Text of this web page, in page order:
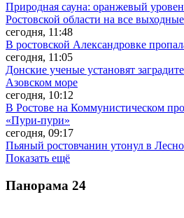
Природная сауна: оранжевый
Ростовской области на все
сегодня, 11:48
В ростовской Александровке
сегодня, 11:05
Донские ученые установят
Азовском море
сегодня, 10:12
В Ростове на Коммунистическом
«Пури-пури»
сегодня, 09:17
Пьяный ростовчанин утонул в
Показать ещё
Панорама 24